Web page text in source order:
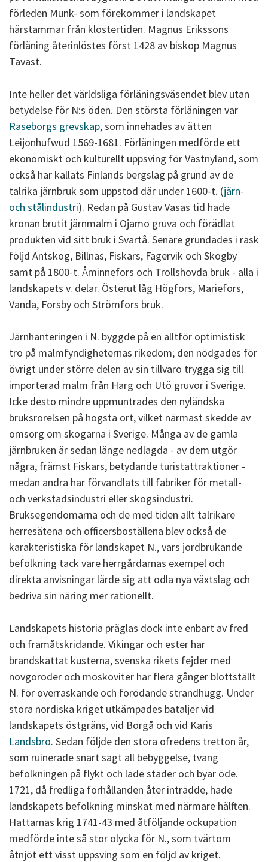
förleden Munk- som förekommer i landskapet
härstammar från klostertiden. Magnus Erikssons
förläning återinlöstes först 1428 av biskop Magnus
Tavast.
Inte heller det världsliga förläningsväsendet blev utan
betydelse för N:s öden. Den största förläningen var
Raseborgs grevskap, som innehades av ätten
Leijonhufwud 1569-1681. Förläningen medförde ett
ekonomiskt och kulturellt uppsving för Västnyland, som
också har kallats Finlands bergslag på grund av de
talrika järnbruk som uppstod där under 1600-t. (järn-
och stålindustri). Redan på Gustav Vasas tid hade
kronan brutit järnmalm i Ojamo gruva och förädlat
produkten vid sitt bruk i Svartå. Senare grundades i rask
följd Antskog, Billnäs, Fiskars, Fagervik och Skogby
samt på 1800-t. Åminnefors och Trollshovda bruk - alla i
landskapets v. delar. Österut låg Högfors, Mariefors,
Vanda, Forsby och Strömfors bruk.
Järnhanteringen i N. byggde på en alltför optimistisk
tro på malmfyndigheternas rikedom; den nödgades för
övrigt under större delen av sin tillvaro trygga sig till
importerad malm från Harg och Utö gruvor i Sverige.
Icke desto mindre uppmuntrades den nyländska
bruksrörelsen på högsta ort, vilket närmast skedde av
omsorg om skogarna i Sverige. Många av de gamla
järnbruken är sedan länge nedlagda - av dem utgör
några, främst Fiskars, betydande turistattraktioner -
medan andra har förvandlats till fabriker för metall-
och verkstadsindustri eller skogsindustri.
Bruksegendomarna och de med tiden allt talrikare
herresätena och officersboställena blev också de
karakteristiska för landskapet N., vars jordbrukande
befolkning tack vare herrgårdarnas exempel och
direkta anvisningar lärde sig att odla nya växtslag och
bedriva sin näring mer rationellt.
Landskapets historia präglas dock inte enbart av fred
och framåtskridande. Vikingar och ester har
brandskattat kusterna, svenska rikets fejder med
novgoroder och moskoviter har flera gånger blottställt
N. för överraskande och förödande strandhugg. Under
stora nordiska kriget utkämpades bataljer vid
landskapets östgräns, vid Borgå och vid Karis
Landsbro. Sedan följde den stora ofredens tretton år,
som ruinerade snart sagt all bebyggelse, tvang
befolkningen på flykt och lade städer och byar öde.
1721, då fredliga förhållanden åter inträdde, hade
landskapets befolkning minskat med närmare hälften.
Hattarnas krig 1741-43 med åtföljande ockupation
medförde inte så stor olycka för N., som tvärtom
åtnjöt ett visst uppsving som en följd av kriget.